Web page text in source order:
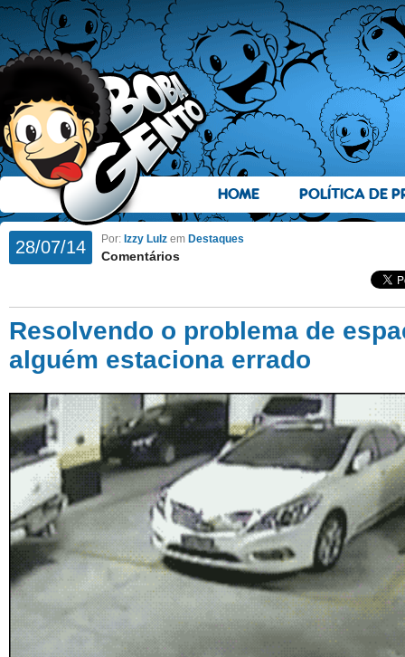
HOME POLÍTICA DE
28/07/14 Por: Izzy Lulz em Destaques
Comentários
Resolvendo o problema de
alguém estaciona errado